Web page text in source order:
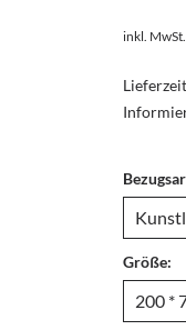
inkl.
Größe: